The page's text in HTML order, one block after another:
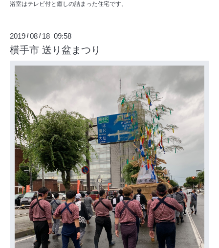
浴室はテレビ付と癒しの詰まった住宅です。
2019 /08 / 18 09:58
横手市 送り盆まつり